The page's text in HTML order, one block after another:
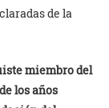
de la
miembro del
los años